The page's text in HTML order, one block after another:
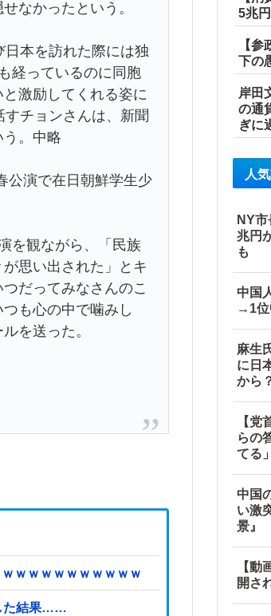
なかったという。
本を訪れた際には独
経っているのに同胞
激励してくれる姿に
チョンさんは、新聞
。中略
公演で在日朝鮮学生少
を観ながら、「民族
思い出された」とキ
だってみなさんのこ
も心の中で噛みし
を送った。
ｗｗｗｗｗｗｗｗｗｗ
た結果……
5兆
【
下の
岸田
の通
ぎに
人
NY
兆円
も
中国
→1位
麻生
に日
から
【党
らの
てる
中国
い激
景』
【動
開さ